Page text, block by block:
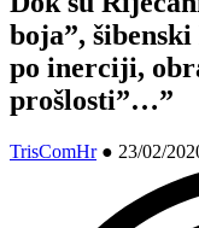
boja”,
po inerciji,
prošlosti”…”
TrisComHr● 23/02/